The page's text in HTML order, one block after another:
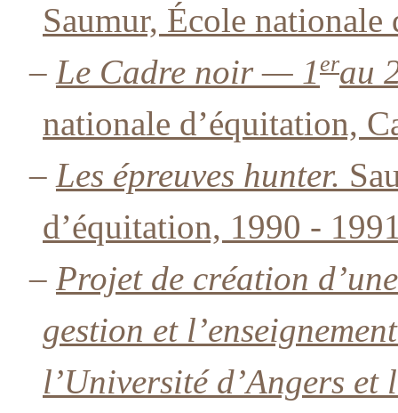
Saumur, École
– Le Cadre noir — 1erau
nationale d’équitation,
– Les épreuves hunter.
d’équitation, 1990 -
– Projet de création
gestion et
l’Université d’Angers